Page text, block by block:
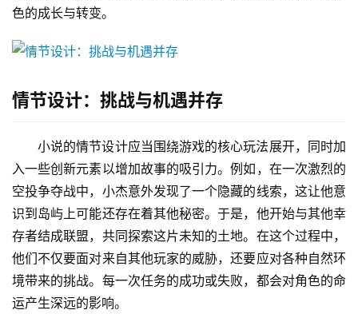
色的成长与转变。
情节设计：挑战与机遇并存
小说的情节设计应当围绕游戏的核心玩法展开，同时加
入一些创新元素以增加故事的吸引力。例如，在一次激烈的
空投争夺战中，小杰意外发现了一个隐藏的线索，这让他意
识到岛屿上可能还存在着其他秘密。于是，他开始与其他幸
存者结成联盟，共同探索这片未知的土地。在这个过程中，
他们不仅要面对来自其他玩家的威胁，还要应对各种自然环
境带来的挑战。每一次任务的成功或失败，都会对角色的命
运产生深远的影响。